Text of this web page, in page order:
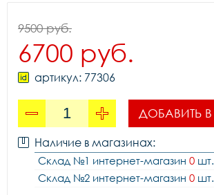
9500 руб.
6700 руб.
артикул: 77306
ДОБАВИТЬ
Наличие в магазинах:
Склад №1 интернет-магазин 0 шт.
Склад №2 интернет-магазин 0 шт.